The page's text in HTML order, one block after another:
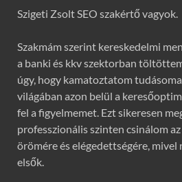
Szigeti Zsolt SEO szakértő vagyok.
Szakmám szerint kereskedelmi
a banki és kkv szektorban
úgy, hogy kamatoztatom
világában azon belül a
fel a figyelmemet. Ezt sikeresen
professzionális szinten csinálom
örömére és elégedettségére, mivel
elsők.